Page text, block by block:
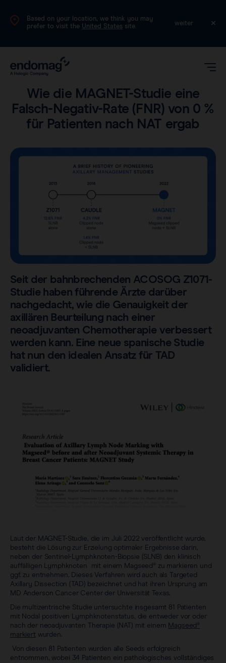
Based on your location, we think you may
prefer to visit the United States site. weiter
DE
Magtrace®
Sentimag® Gen 2
Alle Produkte anzeigen
Klinische Daten
Häufig gestellte Fragen
Wie die MAGNET-Studie eine
Falsch-Negativ-Rate (FNR) von 0 %
für Patienten nach NAT ergab
Seit der bahnbrechenden ACOSOG Z1071-
Studie haben führende Ärzte darüber
nachgedacht, wie die Genauigkeit der
axillären Beurteilung nach einer
neoadjuvanten Chemotherapie verbessert
werden kann. Eine neue spanische Studie
hat nun den idealen Ansatz für TAD
validiert.
Laut der MAGNET-Studie, die im Juli 2022 veröffentlicht wurde,
besteht die Lösung zur Erzielung optimaler Ergebnisse darin,
neben der Sentinel-Lymphknoten-Biopsie (SLNB) den klinisch
auffälligen Lymphknoten mit einem Magseed® zu markieren und
ggf. zu entnehmen. Dieses Verfahren wird auch als Targeted
Axillary Dissection (TAD) bezeichnet und hat ihren Ursprung am
MD Anderson Cancer Center der Universität Texas.
Die multizentrische Studie untersuchte insgesamt 81 Patienten
mit Nodal positiven Lymphknotenstatus, die entweder vor oder
nach der neoadjuvanten Therapie (NAT) mit einem Magseed®
markiert wurden.
Von diesen 81 Patienten wurden alle Seeds erfolgreich
entnommen, wobei 34 Patienten ein pathologisches vollständiges